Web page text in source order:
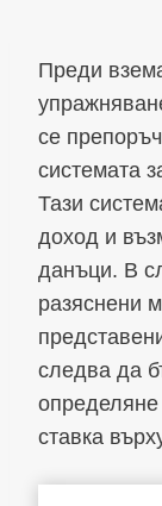
Преди
се
системата
Тази
доход и
данъци. В
разяснени
следва да
ставка